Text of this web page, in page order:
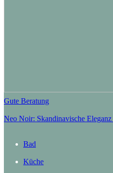
Gute Beratung
Neo Noir: Skandinavische
Bad
Küche